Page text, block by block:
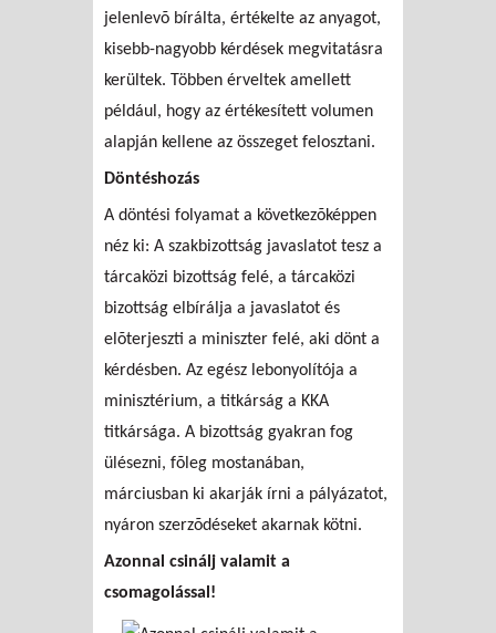
jelenlevõ bírálta, értékelte az anyagot,
kisebb-nagyobb kérdések megvitatásra
kerültek. Többen érveltek amellett
például, hogy az értékesített volumen
alapján kellene az összeget felosztani.
Döntéshozás
A döntési folyamat a következõképpen
néz ki: A szakbizottság javaslatot tesz a
tárcaközi bizottság felé, a tárcaközi
bizottság elbírálja a javaslatot és
elõterjeszti a miniszter felé, aki dönt a
kérdésben. Az egész lebonyolítója a
minisztérium, a titkárság a KKA
titkársága. A bizottság gyakran fog
ülésezni, fõleg mostanában,
márciusban ki akarják írni a pályázatot,
nyáron szerzõdéseket akarnak kötni.
Azonnal csinálj valamit a
csomagolással!